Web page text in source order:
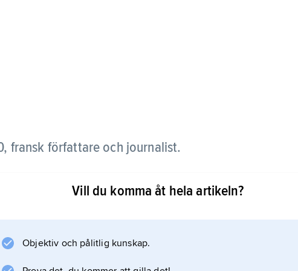
fransk författare och journalist.
till exempel
kom dock mer till sin rätt inom mindre omfångsrika
botaniska kåserier. Karrs månadstidning Les
Vill du komma åt hela artikeln?
Objektiv och pålitlig kunskap.